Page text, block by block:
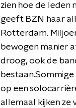
zien hoe de leden
geeft BZN haar
Rotterdam.
bewogen manier
droog, ook de
op een
allemaal kijken